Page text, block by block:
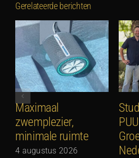
Gerelateerde berichten
Maximaal
zwemplezier,
minimale ruimte
4 augustus 2026